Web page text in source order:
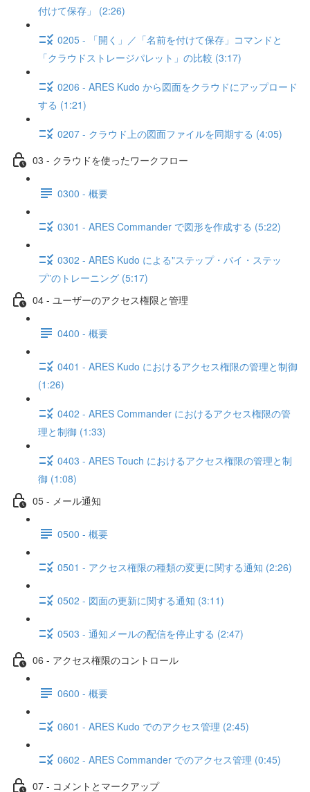
付けて保存」 (2:26)
0205 - 「開く」／「名前を付けて保存」コマンドと
「クラウドストレージパレット」の比較 (3:17)
0206 - ARES Kudo から図面をクラウドにアップロード
する (1:21)
0207 - クラウド上の図面ファイルを同期する (4:05)
03 - クラウドを使ったワークフロー
0300 - 概要
0301 - ARES Commander で図形を作成する (5:22)
0302 - ARES Kudo による"ステップ・バイ・ステッ
プ”のトレーニング (5:17)
04 - ユーザーのアクセス権限と管理
0400 - 概要
0401 - ARES Kudo におけるアクセス権限の管理と制御
(1:26)
0402 - ARES Commander におけるアクセス権限の管
理と制御 (1:33)
0403 - ARES Touch におけるアクセス権限の管理と制
御 (1:08)
05 - メール通知
0500 - 概要
0501 - アクセス権限の種類の変更に関する通知 (2:26)
0502 - 図面の更新に関する通知 (3:11)
0503 - 通知メールの配信を停止する (2:47)
06 - アクセス権限のコントロール
0600 - 概要
0601 - ARES Kudo でのアクセス管理 (2:45)
0602 - ARES Commander でのアクセス管理 (0:45)
07 - コメントとマークアップ